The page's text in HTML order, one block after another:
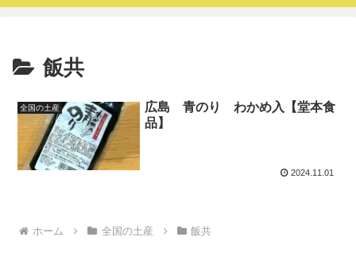
飯共
全国の土産
広島 青のり わかめ入【堂本食
品】
2024.11.01
ホーム 全国の土産 飯共